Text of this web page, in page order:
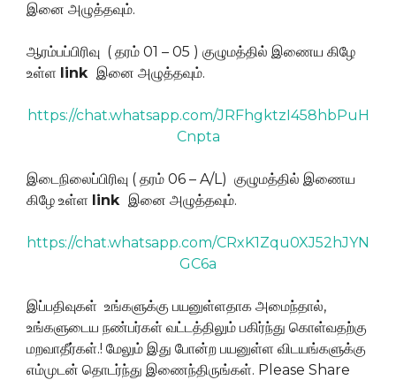
இனை அழுத்தவும்.
ஆரம்பப்பிரிவு ( தரம் 01 – 05 ) குழுமத்தில் இணைய கிழே
உள்ள link இனை அழுத்தவும்.
https://chat.whatsapp.com/JRFhgktzI458hbPuH
Cnpta
இடைநிலைப்பிரிவு ( தரம் 06 – A/L) குழுமத்தில் இணைய
கிழே உள்ள link இனை அழுத்தவும்.
https://chat.whatsapp.com/CRxK1Zqu0XJ52hJYN
GC6a
இப்பதிவுகள் உங்களுக்கு பயனுள்ளதாக அமைந்தால்,
உங்களுடைய நண்பர்கள் வட்டத்திலும் பகிர்ந்து கொள்வதற்கு
மறவாதீர்கள்.! மேலும் இது போன்ற பயனுள்ள விடயங்களுக்கு
எம்முடன் தொடர்ந்து இணைந்திருங்கள். Please Share